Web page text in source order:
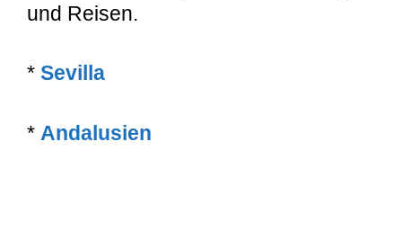
und Reisen.
* Sevilla
* Andalusien